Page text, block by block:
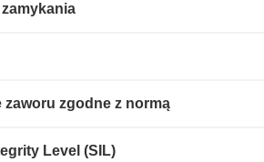
zaworu zgodne z normą
Level (SIL)